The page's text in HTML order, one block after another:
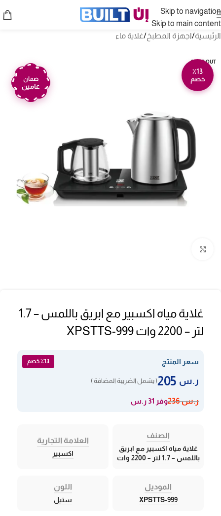
Skip to navigation
Skip to main content
الرئيسية/اجهزة المطبخ/غلاية ماء
SOLD OUT
٪13
خصم
ضمان
عامين
غلاية مياه اكسبير مع ابريق باللمس – 1.7
لتر – 2200 وات XPSTTS-999
سعر المنتج ٪13 خصم
ر.س ( يشمل الضريبة المضافة )
ر.س236 وفر 31 ر.س
الصنف
غلاية مياه اكسبير مع ابريق
باللمس – 1.7 لتر – 2200 وات
العلامة التجارية
اكسبير
الموديل
XPSTTS-999
اللون
ستيل